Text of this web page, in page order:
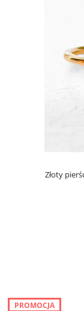
Złoty
PROMOCJA